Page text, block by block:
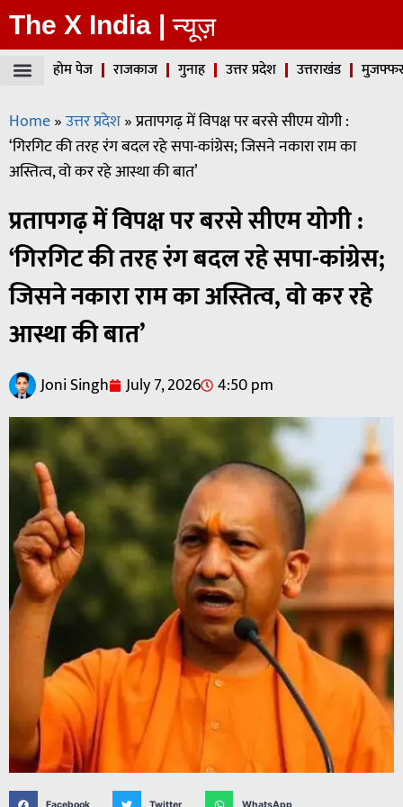
The X India | न्यूज़
होम पेज राजकाज गुनाह उत्तर प्रदेश उत्तराखंड
Home»उत्तर प्रदेश»प्रतापगढ़ में विपक्ष पर बरसे सीएम योगी :
‘गिरगिट की तरह रंग बदल रहे सपा-कांग्रेस; जिसने नकारा राम का
अस्तित्व, वो कर रहे आस्था की बात’
प्रतापगढ़ में विपक्ष पर बरसे सीएम योगी :
‘गिरगिट की तरह रंग बदल रहे सपा-कांग्रेस;
जिसने नकारा राम का अस्तित्व, वो कर रहे
आस्था की बात’
Joni Singh July 7, 2026 4:50 pm